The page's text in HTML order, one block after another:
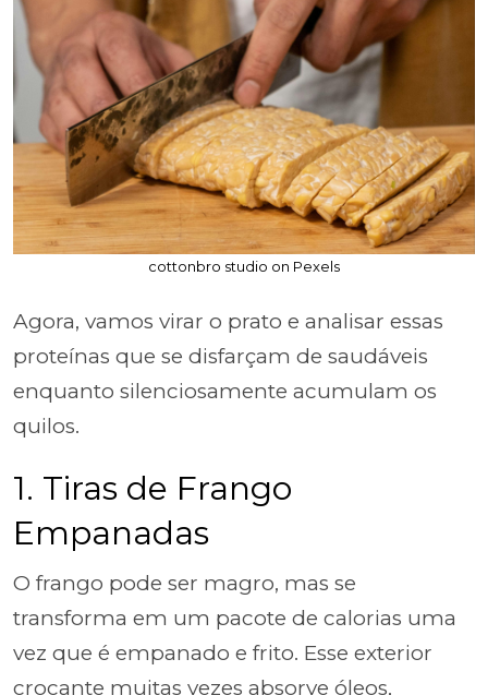
cottonbro studio on Pexels
Agora, vamos virar o prato e analisar essas
proteínas que se disfarçam de saudáveis
enquanto silenciosamente acumulam os
quilos.
1. Tiras de Frango
Empanadas
O frango pode ser magro, mas se
transforma em um pacote de calorias uma
vez que é empanado e frito. Esse exterior
crocante muitas vezes absorve óleos,